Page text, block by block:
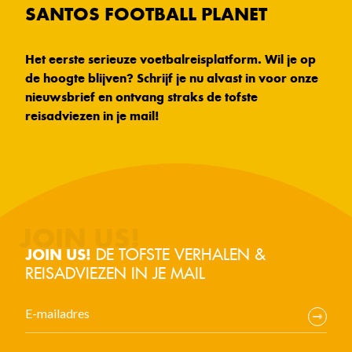
SANTOS FOOTBALL PLANET
Het eerste serieuze voetbalreisplatform. Wil je op
de hoogte blijven? Schrijf je nu alvast in voor onze
nieuwsbrief en ontvang straks de tofste
reisadviezen in je mail!
JOIN US! DE TOFSTE VERHALEN &
REISADVIEZEN IN JE MAIL